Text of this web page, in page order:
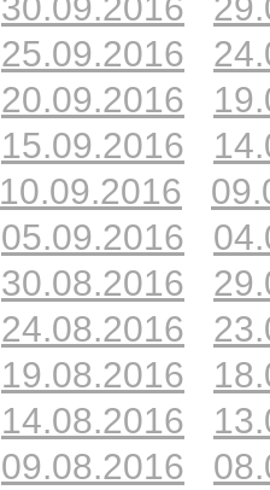
25.09.2016
20.09.2016
15.09.2016
10.09.2016
05.09.2016
30.08.2016
24.08.2016
19.08.2016
14.08.2016
09.08.2016